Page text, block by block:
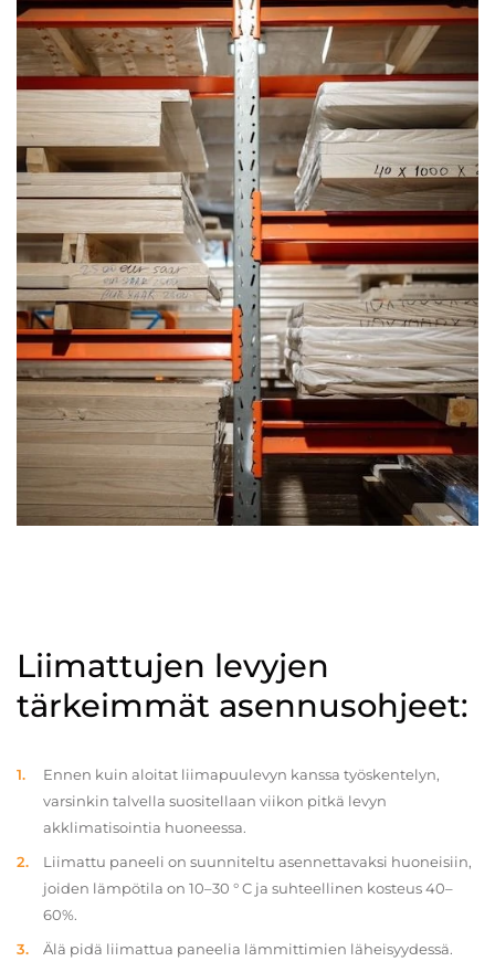
Liimattujen levyjen
tärkeimmät asennusohjeet:
Ennen kuin aloitat liimapuulevyn kanssa työskentelyn,
varsinkin talvella suositellaan viikon pitkä levyn
akklimatisointia huoneessa.
Liimattu paneeli on suunniteltu asennettavaksi huoneisiin,
joiden lämpötila on 10–30 ° C ja suhteellinen kosteus 40–
60%.
Älä pidä liimattua paneelia lämmittimien läheisyydessä.